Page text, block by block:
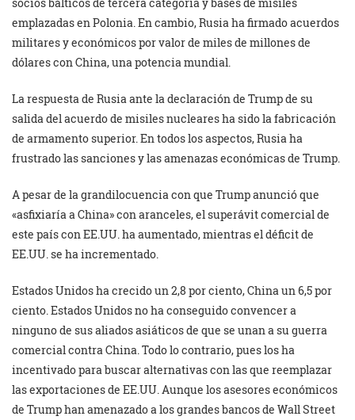
emplazadas en Polonia. En cambio, Rusia ha firmado acuerdos
militares y económicos por valor de miles de millones de
dólares con China, una potencia mundial.
La respuesta de Rusia ante la declaración de Trump de su
salida del acuerdo de misiles nucleares ha sido la fabricación
de armamento superior. En todos los aspectos, Rusia ha
frustrado las sanciones y las amenazas económicas de Trump.
A pesar de la grandilocuencia con que Trump anunció que
«asfixiaría a China» con aranceles, el superávit comercial de
este país con EE.UU. ha aumentado, mientras el déficit de
EE.UU. se ha incrementado.
Estados Unidos ha crecido un 2,8 por ciento, China un 6,5 por
ciento. Estados Unidos no ha conseguido convencer a
ninguno de sus aliados asiáticos de que se unan a su guerra
comercial contra China. Todo lo contrario, pues los ha
incentivado para buscar alternativas con las que reemplazar
las exportaciones de EE.UU. Aunque los asesores económicos
de Trump han amenazado a los grandes bancos de Wall Street